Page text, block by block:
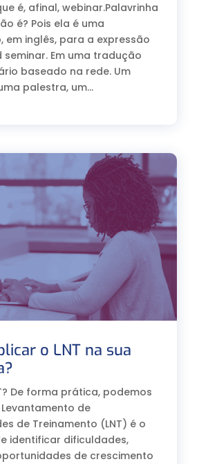
é, afinal, webinar.Palavrinha
é? Pois ela é uma
em inglês, para a expressão
Em uma tradução
baseado na rede. Um
palestra, um...
o LNT na sua
De forma prática, podemos
de
de Treinamento (LNT) é o
identificar dificuldades,
de crescimento